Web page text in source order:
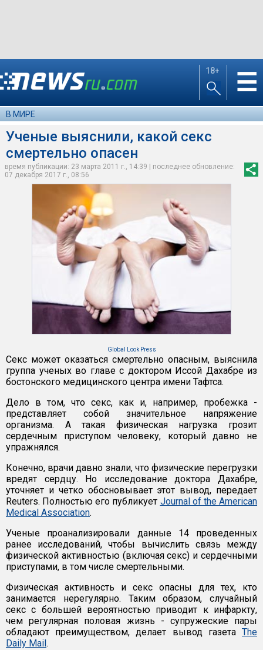
18+ ☰
В МИРЕ
Ученые выяснили, какой секс
смертельно опасен
время публикации: 23 марта 2011 г., 14:39 | последнее обновление:
07 декабря 2017 г., 08:56
Global Look Press
Секс может оказаться смертельно опасным, выяснила
группа ученых во главе с доктором Иссой Дахабре из
бостонского медицинского центра имени Тафтса.
Дело в том, что секс, как и, например, пробежка -
представляет собой значительное напряжение
организма. А такая физическая нагрузка грозит
сердечным приступом человеку, который давно не
упражнялся.
Конечно, врачи давно знали, что физические перегрузки
вредят сердцу. Но исследование доктора Дахабре,
уточняет и четко обосновывает этот вывод, передает
Reuters. Полностью его публикует Journal of the American
Medical Association.
Ученые проанализировали данные 14 проведенных
ранее исследований, чтобы вычислить связь между
физической активностью (включая секс) и сердечными
приступами, в том числе смертельными.
Физическая активность и секс опасны для тех, кто
занимается нерегулярно. Таким образом, случайный
секс с большей вероятностью приводит к инфаркту,
чем регулярная половая жизнь - супружеские пары
обладают преимуществом, делает вывод газета The
Daily Mail.